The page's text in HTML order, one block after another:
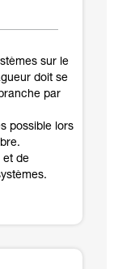
sur le
doit se
par
possible lors
et de